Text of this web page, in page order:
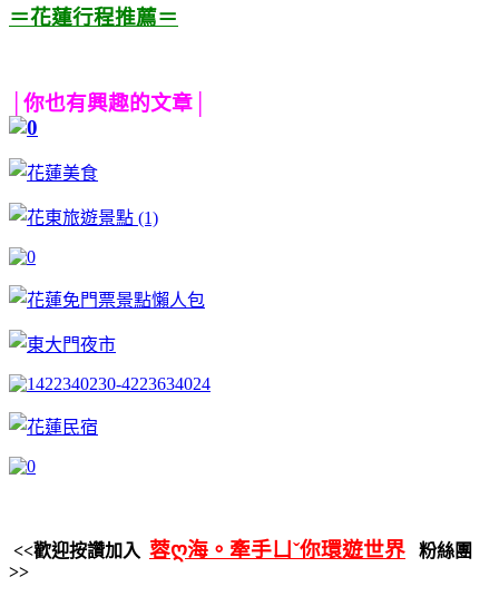
＝花蓮行程推薦＝
│你也有興趣的文章│
<<歡迎按讚加入 蓉ღ海。牽手ㄩˇ你環遊世界
粉絲團
>>